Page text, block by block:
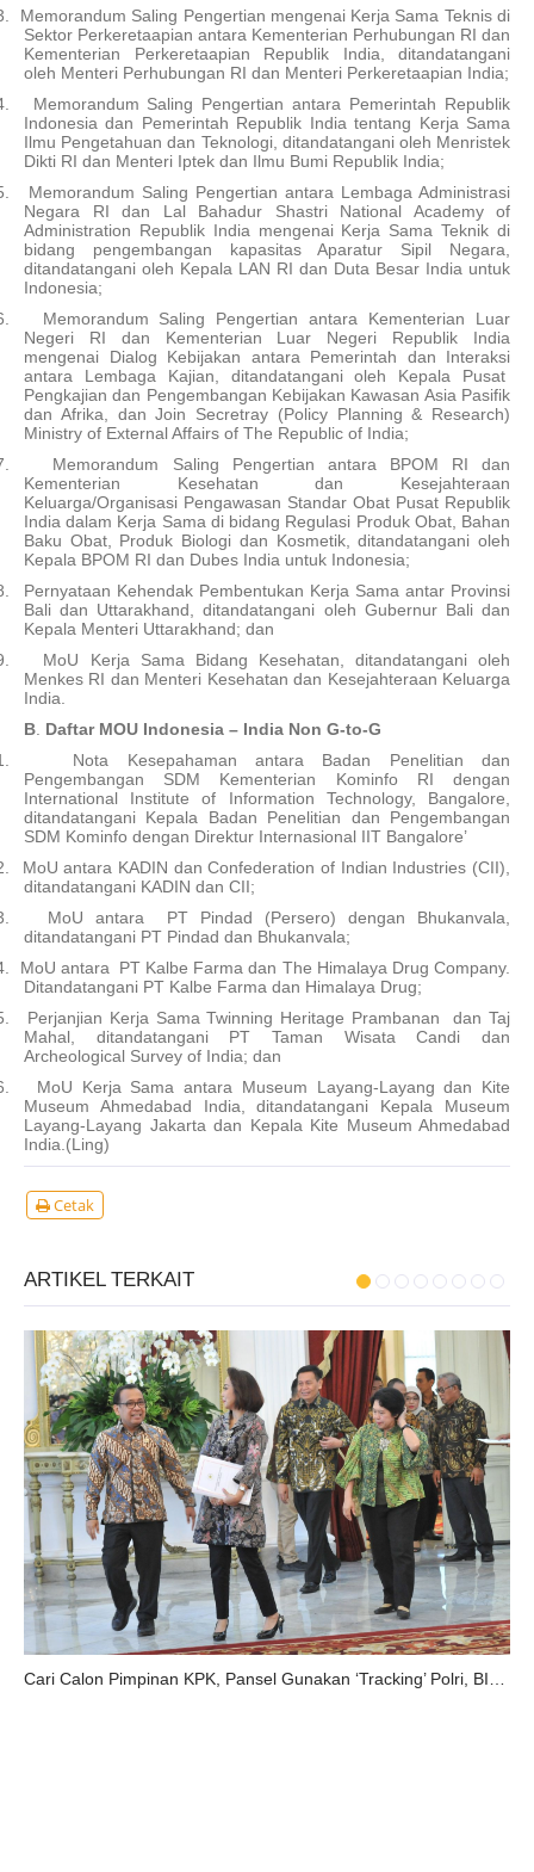
Memorandum Saling Pengertian mengenai Kerja Sama Teknis di
Sektor Perkeretaapian antara Kementerian Perhubungan RI dan
Kementerian Perkeretaapian Republik India, ditandatangani
oleh Menteri Perhubungan RI dan Menteri Perkeretaapian India;
Memorandum Saling Pengertian antara Pemerintah Republik
Indonesia dan Pemerintah Republik India tentang Kerja Sama
Ilmu Pengetahuan dan Teknologi, ditandatangani oleh Menristek
Dikti RI dan Menteri Iptek dan Ilmu Bumi Republik India;
Memorandum Saling Pengertian antara Lembaga Administrasi
Negara RI dan Lal Bahadur Shastri National Academy of
Administration Republik India mengenai Kerja Sama Teknik di
bidang pengembangan kapasitas Aparatur Sipil Negara,
ditandatangani oleh Kepala LAN RI dan Duta Besar India untuk
Indonesia;
Memorandum Saling Pengertian antara Kementerian Luar
Negeri RI dan Kementerian Luar Negeri Republik India
mengenai Dialog Kebijakan antara Pemerintah dan Interaksi
antara Lembaga Kajian, ditandatangani oleh Kepala Pusat
Pengkajian dan Pengembangan Kebijakan Kawasan Asia Pasifik
dan Afrika, dan Join Secretray (Policy Planning & Research)
Ministry of External Affairs of The Republic of India;
Memorandum Saling Pengertian antara BPOM RI dan
Kementerian Kesehatan dan Kesejahteraan
Keluarga/Organisasi Pengawasan Standar Obat Pusat Republik
India dalam Kerja Sama di bidang Regulasi Produk Obat, Bahan
Baku Obat, Produk Biologi dan Kosmetik, ditandatangani oleh
Kepala BPOM RI dan Dubes India untuk Indonesia;
Pernyataan Kehendak Pembentukan Kerja Sama antar Provinsi
Bali dan Uttarakhand, ditandatangani oleh Gubernur Bali dan
Kepala Menteri Uttarakhand; dan
MoU Kerja Sama Bidang Kesehatan, ditandatangani oleh
Menkes RI dan Menteri Kesehatan dan Kesejahteraan Keluarga
India.
B Daftar MOU Indonesia – India Non G-to-G
Nota Kesepahaman antara Badan Penelitian dan
Pengembangan SDM Kementerian Kominfo RI dengan
International Institute of Information Technology, Bangalore,
ditandatangani Kepala Badan Penelitian dan Pengembangan
SDM Kominfo dengan Direktur Internasional IIT Bangalore’
MoU antara KADIN dan Confederation of Indian Industries (CII),
ditandatangani KADIN dan CII;
MoU antara PT Pindad (Persero) dengan Bhukanvala,
ditandatangani PT Pindad dan Bhukanvala;
MoU antara PT Kalbe Farma dan The Himalaya Drug Company.
Ditandatangani PT Kalbe Farma dan Himalaya Drug;
Perjanjian Kerja Sama Twinning Heritage Prambanan dan Taj
Mahal, ditandatangani PT Taman Wisata Candi dan
Archeological Survey of India; dan
MoU Kerja Sama antara Museum Layang-Layang dan Kite
Museum Ahmedabad India, ditandatangani Kepala Museum
Layang-Layang Jakarta dan Kepala Kite Museum Ahmedabad
India.(Ling)
Cetak
ARTIKEL TERKAIT